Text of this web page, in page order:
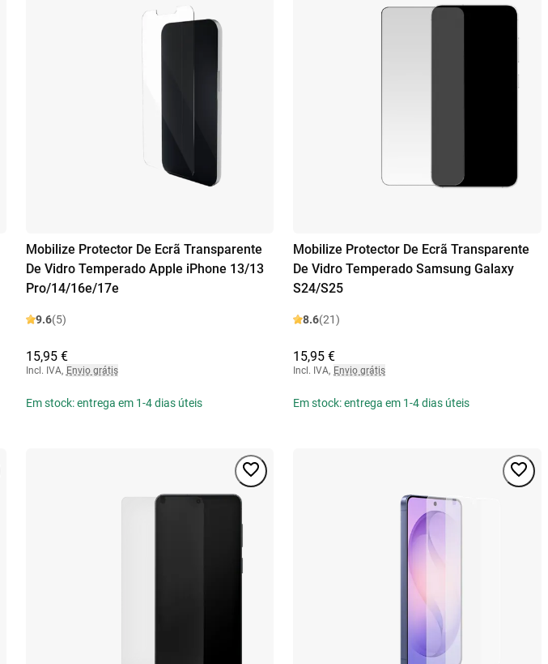
Mobilize Protector De Ecrã Transparente
De Vidro Temperado Apple iPhone 13/13
Pro/14/16e/17e
9.6(5)
15,95 €
Incl. IVA, Envio grátis
Em stock: entrega em 1-4 dias úteis
Mobilize Protector De Ecrã Transparente
De Vidro Temperado Samsung Galaxy
S24/S25
8.6(21)
15,95 €
Incl. IVA, Envio grátis
Em stock: entrega em 1-4 dias úteis